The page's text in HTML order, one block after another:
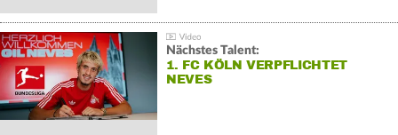
Nächstes Talent:
1. FC KÖLN VERPFLICHTET
NEVES